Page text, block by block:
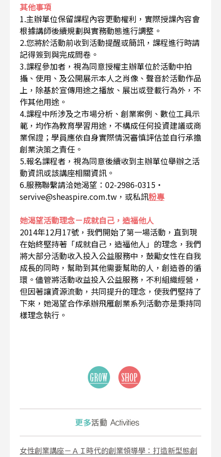
其他事項
1.主辦單位保留課程內容更動權利，實際授課內容會
根據講師後續規劃與實務動態進行調整。
2.您將於活動前收到活動提醒或簡訊，課程進行時請
記得簽到與完成問卷。
3.課程參加者，視為同意授權主辦單位於活動中拍
攝、使用、及公開展示本人之肖像、聲音於活動作品
上，除基於宣傳用途之播放、展出或登載行為外，不
作其他用途。
4.課程中所涉及之市場分析、創業案例、數位工具示
範，均作為教育學習用途，不構成任何投資建議或商
業保證；學員應依自身實際情況審慎評估並自行承擔
創業決策之責任。
5.報名課程者，視為同意後續收到主辦單位舉辦之活
動資訊或該講座相關資訊。
6.服務聯繫請洽她渴望：02-2986-0315・
servive@sheaspire.com.tw，或私訊粉專
她渴望活動理念－成就自己，造福他人
2014年12月17號，我們開始了第一場活動，直到現
在始終堅持著「成就自己，造福他人」的理念，我們
將大部分活動收入投入公益服務中，鼓勵女性在自我
成長的同時，幫助到其他需要幫助的人，創造善的循
環。儘管將活動收益投入公益服務，不利組織經營，
但因著讓資源流動，共同提升的理念，使我們堅持了
下來，她渴望合作承辦飛雁創業系列活動亦是秉持同
樣理念執行。
女性創業講座－ＡＩ時代的創業領導學：打造新型態創